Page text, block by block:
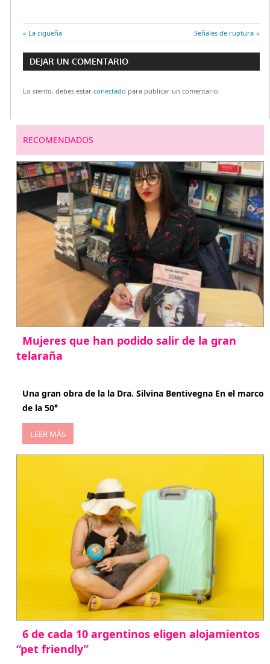
Navegación
de
entradas
Entrada
anterior:
La cigüeña
Entrada
siguiente:
Señales de ruptura
DEJAR UN COMENTARIO
Lo siento, debes estar conectado para publicar un comentario.
RECOMENDADOS
Mujeres que han podido salir de la gran
telaraña
Una gran obra de la la Dra. Silvina Bentivegna En el marco
de la 50°
LEER MÁS
6 de cada 10 argentinos eligen alojamientos
“pet friendly”